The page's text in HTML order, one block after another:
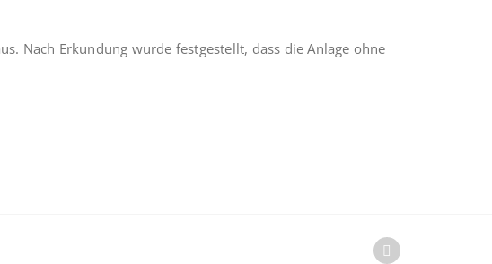
Nach Erkundung wurde festgestellt, dass die Anlage ohne